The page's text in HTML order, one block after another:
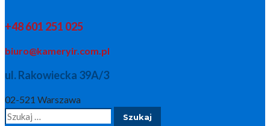
+48 601 251 025
biuro@kameryir.com.pl
ul. Rakowiecka 39A/3
02-521 Warszawa
Szukaj: